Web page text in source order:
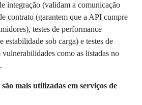
integração (validam a comunicação
contrato (garantem que a API cumpre
testes de performance
estabilidade sob carga) e testes de
como as listadas no
mais utilizadas em serviços de